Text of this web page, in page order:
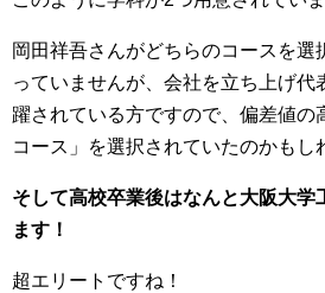
岡田祥吾さんがどちらのコースを選
っていませんが、会社を立ち上げ代
躍されている方ですので、偏差値の
コース」を選択されていたのかもし
そして高校卒業後はなんと大阪大学
ます！
超エリートですね！